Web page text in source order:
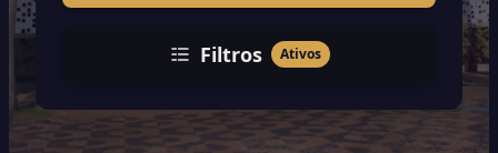
Filtros Ativos